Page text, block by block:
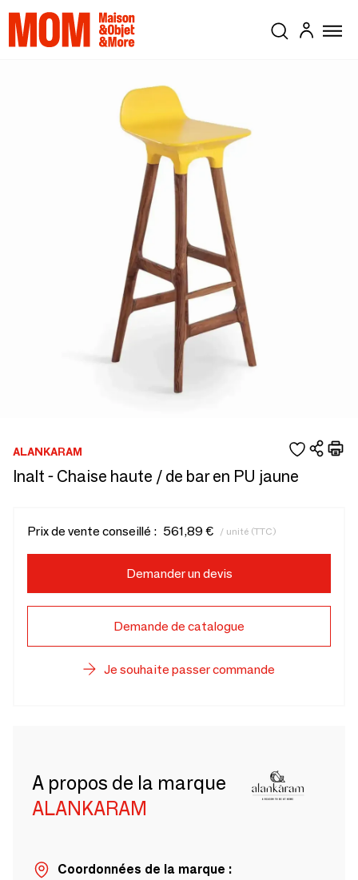
ALANKARAM
Inalt - Chaise haute / de bar en PU jaune
Prix de vente conseillé : 561,89 € / unité (TTC)
Demander un devis
Demande de catalogue
Je souhaite passer commande
A propos de la marque
ALANKARAM
Coordonnées de la marque :